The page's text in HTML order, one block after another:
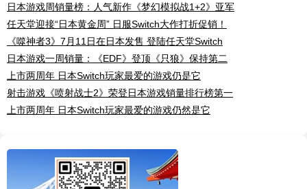
日本游戏周销量榜：人气新作《梦幻模拟战1+2》亚军
任天堂迎接“日本黄金周” 日服Switch大作打折促销！
《噬神者3》7月11日在日本发售 登陆任天堂Switch
日本游戏一周销量：《EDF》登顶《只狼》保持第二
上市两周年 日本Switch玩家最爱的游戏仍是它
射击游戏《喷射战士2》荣登日本游戏销量排行榜第一
上市两周年 日本Switch玩家最爱的游戏仍然是它